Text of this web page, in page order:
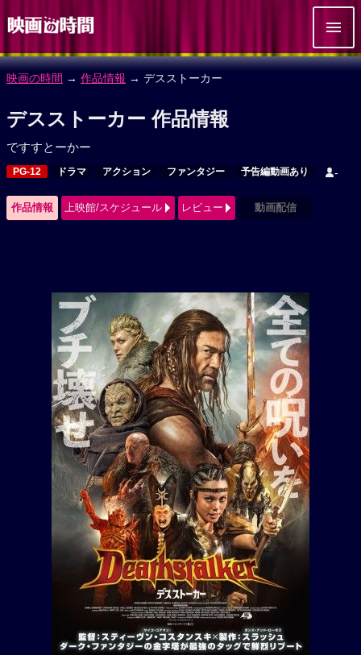
映画の時間 → 作品情報 → デスストーカー
デスストーカー 作品情報
ですすとーかー
PG-12 ドラマ アクション ファンタジー 予告編動画あり -
作品情報 上映館/スケジュール レビュー 動画配信